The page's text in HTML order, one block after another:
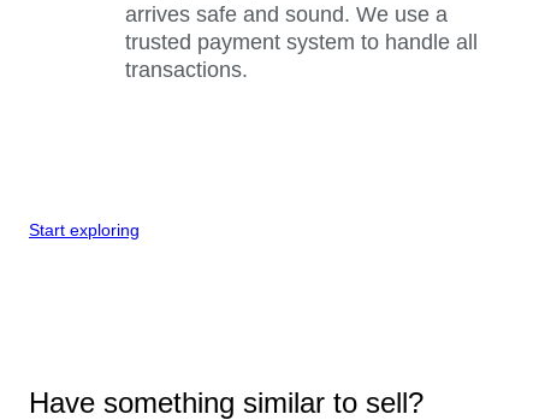
arrives safe and sound. We use a
trusted payment system to handle all
transactions.
Start exploring
Have something similar to sell?